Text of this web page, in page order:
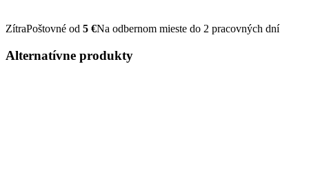
ZítraPoštovné od 5 €Na odbernom mieste do 2 pracovných dní
Alternatívne produkty